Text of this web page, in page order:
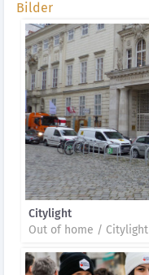
Bilder
Citylight
Out of home / Citylight